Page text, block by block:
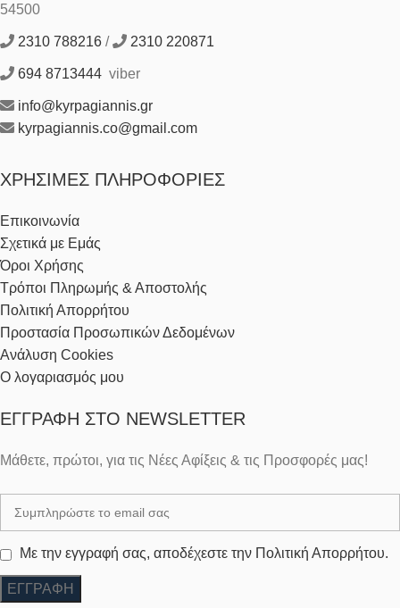
54500
2310 788216 / 2310 220871
694 8713444 viber
info@kyrpagiannis.gr
kyrpagiannis.co@gmail.com
ΧΡΉΣΙΜΕΣ ΠΛΗΡΟΦΟΡΊΕΣ
Επικοινωνία
Σχετικά με Εμάς
Όροι Χρήσης
Τρόποι Πληρωμής & Αποστολής
Πολιτική Απορρήτου
Προστασία Προσωπικών Δεδομένων
Ανάλυση Cookies
Ο λογαριασμός μου
ΕΓΓΡΑΦΉ ΣΤΟ NEWSLETTER
Μάθετε, πρώτοι, για τις Νέες Αφίξεις & τις Προσφορές μας!
Με την εγγραφή σας, αποδέχεστε την Πολιτική Απορρήτου.